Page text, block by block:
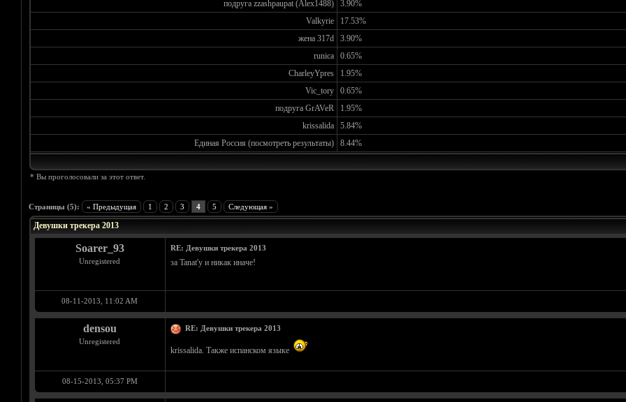
подруга zzashpaupat (Alex1488)
3.90%
Valkyrie
17.53%
жена 317d
3.90%
runica
0.65%
CharleyYpres
1.95%
Vic_tory
0.65%
подруга GrAVeR
1.95%
krissalida
5.84%
Единая Россия (посмотреть результаты)
8.44%
* Вы проголосовали за этот ответ.
Страницы (5): « Предыдущая 1 2 3 4 5 Следующая »
Голосов: 3 - Средняя оценка: 5
1
2
3
4
5
Девушки трекера 2013
Soarer_93
Unregistered
RE: Девушки трекера 2013
за Tanat'y и никак иначе!
08-11-2013, 11:02 AM
densou
Unregistered
RE: Девушки трекера 2013
krissalida. Также испанском языке
08-15-2013, 05:37 PM